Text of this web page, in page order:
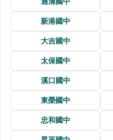
新港國中
大吉國中
太保國中
溪口國中
東榮國中
忠和國中